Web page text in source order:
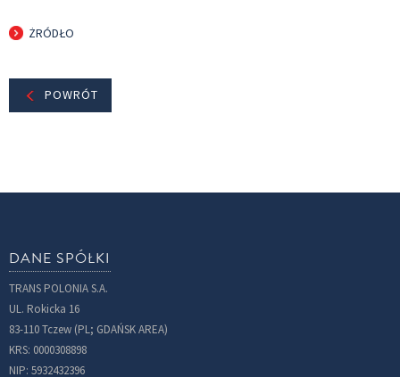
ŻRÓDŁO
POWRÓT
DANE SPÓŁKI
TRANS POLONIA S.A.
UL. Rokicka 16
83-110 Tczew (PL; GDAŃSK AREA)
KRS: 0000308898
NIP: 5932432396